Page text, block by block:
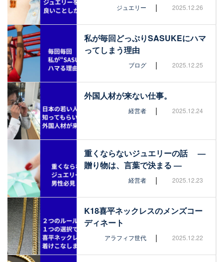
ジュエリー | 2025.12.26
私が毎回どっぷりSASUKEにハマ
ってしまう理由
ブログ | 2025.12.25
外国人材が来ない仕事。
経営者 | 2025.12.24
重くならないジュエリーの話 ―
贈り物は、言葉で決まる ―
経営者 | 2025.12.23
K18喜平ネックレスのメンズコー
ディネート
アラフィフ世代 | 2025.12.22